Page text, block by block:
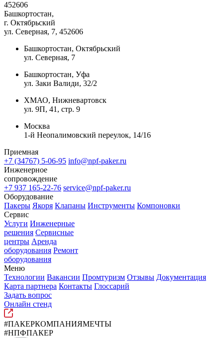
452606
Башкортостан,
г. Октябрьский
ул. Северная, 7, 452606
Башкортостан, Октябрьский
ул. Северная, 7
Башкортостан, Уфа
ул. Заки Валиди, 32/2
ХМАО, Нижневартовск
ул. 9П, 41, стр. 9
Москва
1-й Неопалимовский переулок, 14/16
Приемная
+7 (34767) 5-06-95 info@npf-paker.ru
Инженерное
сопровождение
+7 937 165-22-76 service@npf-paker.ru
Оборудование
Пакеры Якоря Клапаны Инструменты Компоновки
Сервис
Услуги Инженерные
решения Сервисные
центры Аренда
оборудования Ремонт
оборудования
Меню
Технологии Вакансии Промтуризм Отзывы Документация
Карта партнера Контакты Глоссарий
Задать вопрос
Онлайн стенд
#ПАКЕРКОМПАНИЯМЕЧТЫ
#НПФПАКЕР